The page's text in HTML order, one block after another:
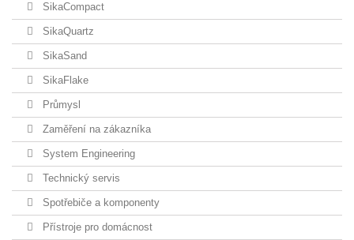
SikaCompact
SikaQuartz
SikaSand
SikaFlake
Průmysl
Zaměření na zákazníka
System Engineering
Technický servis
Spotřebiče a komponenty
Přístroje pro domácnost